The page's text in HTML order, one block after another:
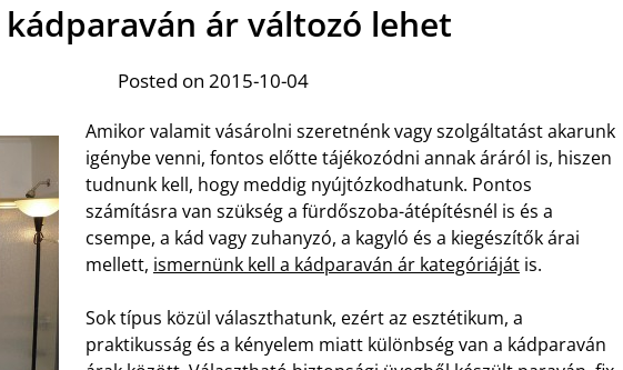
kádparaván ár változó lehet
Posted on 2015-10-04
Amikor valamit vásárolni szeretnénk vagy szolgáltatást akarunk
igénybe venni, fontos előtte tájékozódni annak áráról is, hiszen
tudnunk kell, hogy meddig nyújtózkodhatunk. Pontos
számításra van szükség a fürdőszoba-átépítésnél is és a
csempe, a kád vagy zuhanyzó, a kagyló és a kiegészítők árai
mellett, ismernünk kell a kádparaván ár kategóriáját is.
Sok típus közül választhatunk, ezért az esztétikum, a
praktikusság és a kényelem miatt különbség van a kádparaván